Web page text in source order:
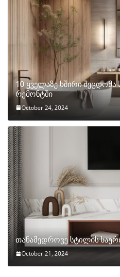
10 ყველაზე ხშირი
რემონტში
October 24, 2024
თანამედროვე სტილის
October 21, 2024